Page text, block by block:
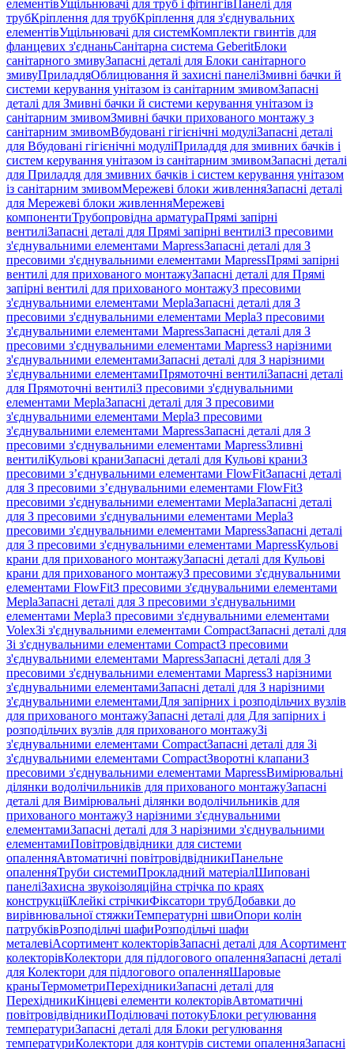
елементівУщільнювачі для труб і фітингівПанелі для
трубКріплення для трубКріплення для з'єднувальних
елементівУщільнювачі для системКомплекти гвинтів для
фланцевих з'єднаньСанітарна система GeberitБлоки
санітарного змивуЗапасні деталі для Блоки санітарного
змивуПриладдяОблицювання й захисні панеліЗмивні бачки й
системи керування унітазом із санітарним змивомЗапасні
деталі для Змивні бачки й системи керування унітазом із
санітарним змивомЗмивні бачки прихованого монтажу з
санітарним змивомВбудовані гігієнічні модуліЗапасні деталі
для Вбудовані гігієнічні модуліПриладдя для змивних бачків і
систем керування унітазом із санітарним змивомЗапасні деталі
для Приладдя для змивних бачків і систем керування унітазом
із санітарним змивомМережеві блоки живленняЗапасні деталі
для Мережеві блоки живленняМережеві
компонентиТрубопровідна арматураПрямі запірні
вентиліЗапасні деталі для Прямі запірні вентиліЗ пресовими
з'єднувальними елементами MapressЗапасні деталі для З
пресовими з'єднувальними елементами MapressПрямі запірні
вентилі для прихованого монтажуЗапасні деталі для Прямі
запірні вентилі для прихованого монтажуЗ пресовими
з'єднувальними елементами MeplaЗапасні деталі для З
пресовими з'єднувальними елементами MeplaЗ пресовими
з'єднувальними елементами MapressЗапасні деталі для З
пресовими з'єднувальними елементами MapressЗ нарізними
з'єднувальними елементамиЗапасні деталі для З нарізними
з'єднувальними елементамиПрямоточні вентиліЗапасні деталі
для Прямоточні вентиліЗ пресовими з'єднувальними
елементами MeplaЗапасні деталі для З пресовими
з'єднувальними елементами MeplaЗ пресовими
з'єднувальними елементами MapressЗапасні деталі для З
пресовими з'єднувальними елементами MapressЗливні
вентиліКульові краниЗапасні деталі для Кульові краниЗ
пресовими з’єднувальними елементами FlowFitЗапасні деталі
для З пресовими з’єднувальними елементами FlowFitЗ
пресовими з'єднувальними елементами MeplaЗапасні деталі
для З пресовими з'єднувальними елементами MeplaЗ
пресовими з'єднувальними елементами MapressЗапасні деталі
для З пресовими з'єднувальними елементами MapressКульові
крани для прихованого монтажуЗапасні деталі для Кульові
крани для прихованого монтажуЗ пресовими з'єднувальними
елементами FlowFitЗ пресовими з'єднувальними елементами
MeplaЗапасні деталі для З пресовими з'єднувальними
елементами MeplaЗ пресовими з'єднувальними елементами
VolexЗі з'єднувальними елементами CompactЗапасні деталі для
Зі з'єднувальними елементами CompactЗ пресовими
з'єднувальними елементами MapressЗапасні деталі для З
пресовими з'єднувальними елементами MapressЗ нарізними
з'єднувальними елементамиЗапасні деталі для З нарізними
з'єднувальними елементамиДля запірних і розподільчих вузлів
для прихованого монтажуЗапасні деталі для Для запірних і
розподільчих вузлів для прихованого монтажуЗі
з'єднувальними елементами CompactЗапасні деталі для Зі
з'єднувальними елементами CompactЗворотні клапаниЗ
пресовими з'єднувальними елементами MapressВимірювальні
ділянки водолічильників для прихованого монтажуЗапасні
деталі для Вимірювальні ділянки водолічильників для
прихованого монтажуЗ нарізними з'єднувальними
елементамиЗапасні деталі для З нарізними з'єднувальними
елементамиПовітровідвідники для системи
опаленняАвтоматичні повітровідвідникиПанельне
опаленняТруби системиПрокладний матеріалШиповані
панеліЗахисна звукоізоляційна стрічка по краях
конструкціїКлейкі стрічкиФіксатори трубДобавки до
вирівнювальної стяжкиТемпературні швиОпори колін
патрубківРозподільчі шафиРозподільчі шафи
металевіАсортимент колекторівЗапасні деталі для Асортимент
колекторівКолектори для підлогового опаленняЗапасні деталі
для Колектори для підлогового опаленняШаровые
краныТермометриПерехідникиЗапасні деталі для
ПерехідникиКінцеві елементи колекторівАвтоматичні
повітровідвідникиПоділювачі потокуБлоки регулювання
температуриЗапасні деталі для Блоки регулювання
температуриКолектори для контурів системи опаленняЗапасні